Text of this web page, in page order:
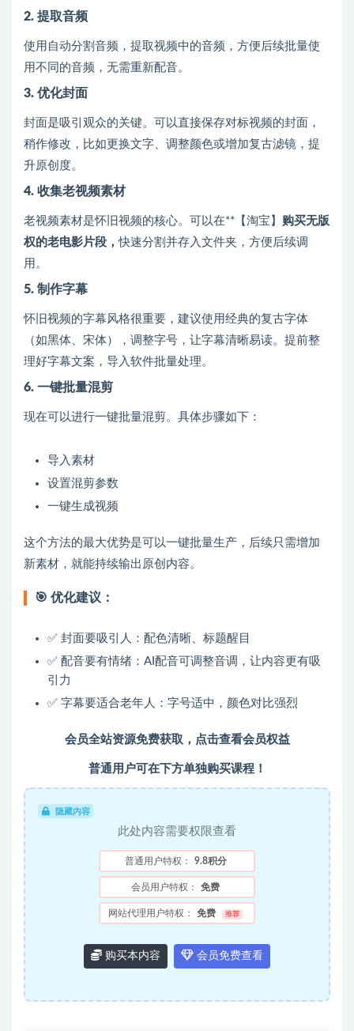
2. 提取音频
使用自动分割音频，提取视频中的音频，方便后续批量使
用不同的音频，无需重新配音。
3. 优化封面
封面是吸引观众的关键。可以直接保存对标视频的封面，
稍作修改，比如更换文字、调整颜色或增加复古滤镜，提
升原创度。
4. 收集老视频素材
老视频素材是怀旧视频的核心。可以在**【淘宝】 购买无版
权的老电影片段，快速分割并存入文件夹，方便后续调
用。
5. 制作字幕
怀旧视频的字幕风格很重要，建议使用经典的复古字体
（如黑体、宋体），调整字号，让字幕清晰易读。提前整
理好字幕文案，导入软件批量处理。
6. 一键批量混剪
现在可以进行一键批量混剪。具体步骤如下：
导入素材
设置混剪参数
一键生成视频
这个方法的最大优势是可以一键批量生产，后续只需增加
新素材，就能持续输出原创内容。
🎯 优化建议：
✅ 封面要吸引人：配色清晰、标题醒目
✅ 配音要有情绪：AI配音可调整音调，让内容更有吸
引力
✅ 字幕要适合老年人：字号适中，颜色对比强烈
会员全站资源免费获取，点击查看会员权益
普通用户可在下方单独购买课程！
隐藏内容
此处内容需要权限查看
普通用户特权： 9.8积分
会员用户特权： 免费
网站代理用户特权： 免费 推荐
购买本内容 会员免费查看